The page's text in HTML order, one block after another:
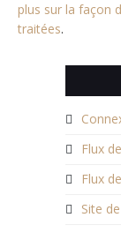
plus sur la façon
traitées.
Flux
Flux
Site